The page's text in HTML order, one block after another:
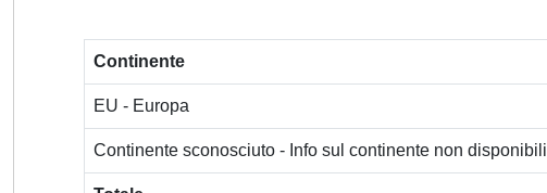
Continente
EU - Europa
Continente sconosciuto - Info sul continente non disponibili